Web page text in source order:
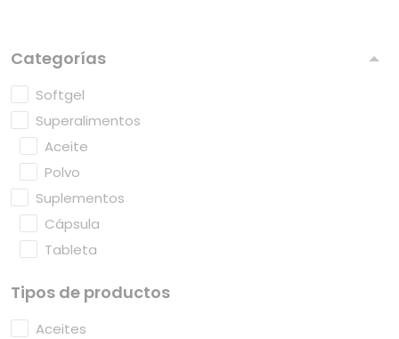
Categorías
Softgel
Superalimentos
Aceite
Polvo
Suplementos
Cápsula
Tableta
Tipos de productos
Aceites